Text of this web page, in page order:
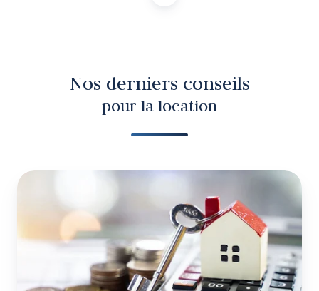
Nos derniers conseils
pour la location
Grille
en